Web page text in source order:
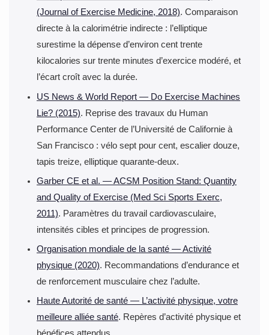
(Journal of Exercise Medicine, 2018). Comparaison
directe à la calorimétrie indirecte : l’elliptique
surestime la dépense d’environ cent trente
kilocalories sur trente minutes d’exercice modéré, et
l’écart croît avec la durée.
US News & World Report — Do Exercise Machines
Lie? (2015). Reprise des travaux du Human
Performance Center de l’Université de Californie à
San Francisco : vélo sept pour cent, escalier douze,
tapis treize, elliptique quarante-deux.
Garber CE et al. — ACSM Position Stand: Quantity
and Quality of Exercise (Med Sci Sports Exerc,
2011). Paramètres du travail cardiovasculaire,
intensités cibles et principes de progression.
Organisation mondiale de la santé — Activité
physique (2020). Recommandations d’endurance et
de renforcement musculaire chez l’adulte.
Haute Autorité de santé — L’activité physique, votre
meilleure alliée santé. Repères d’activité physique et